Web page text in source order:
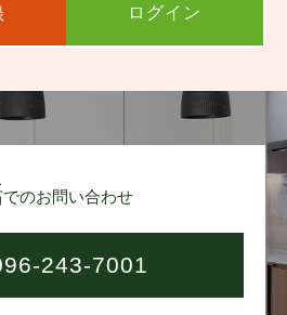
ログイン
でのお問い合わせ
243-7001